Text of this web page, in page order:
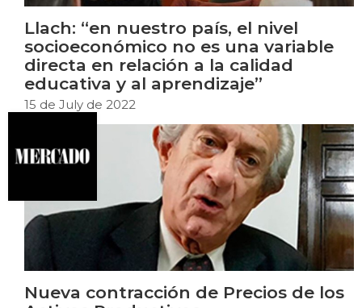
Llach: “en nuestro país, el nivel
socioeconómico no es una variable
directa en relación a la calidad
educativa y al aprendizaje”
15 de July de 2022
Nueva contracción de Precios de los